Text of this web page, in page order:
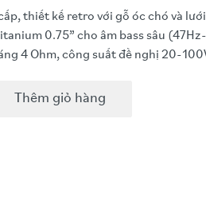
thiết kế retro với gỗ óc chó và
0.75” cho âm bass sâu
4 Ohm, công suất đề nghị 20-
Thêm giỏ hàng